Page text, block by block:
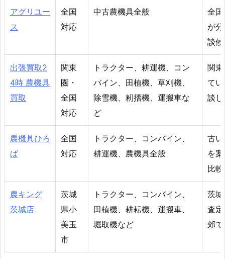
アグリユー
ス
全国
対応
中古農機具全般
全
が
談
出張買取2
4時 農機具
買取
関東
圏・
全国
対応
トラクター、耕運機、コン
バイン、田植機、草刈機、
除雪機、籾摺機、運搬車な
ど
関
て
談
農機具ひろ
ば
全国
対応
トラクター、コンバイン、
耕運機、農機具全般
古
を
比
農キング
茨城店
茨城
県小
美玉
市
トラクター、コンバイン、
田植機、耕耘機、運搬車、
堀取機など
茨
査
郊